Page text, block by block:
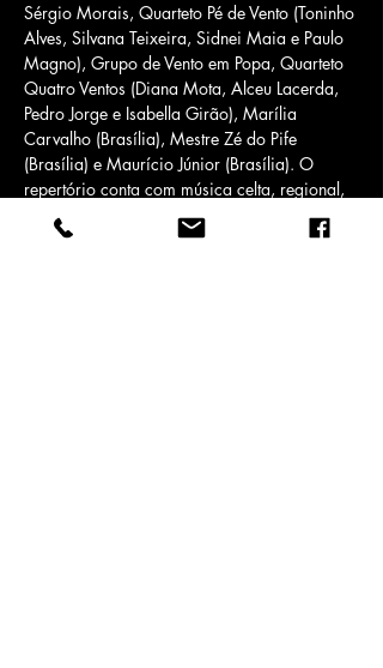
Sérgio Morais, Quarteto Pé de Vento (Toninho
Alves, Silvana Teixeira, Sidnei Maia e Paulo
Magno), Grupo de Vento em Popa, Quarteto
Quatro Ventos (Diana Mota, Alceu Lacerda,
Pedro Jorge e Isabella Girão), Marília
Carvalho (Brasília), Mestre Zé do Pife
(Brasília) e Maurício Júnior (Brasília). O
repertório conta com música celta, regional,
mpb fazendo com que a…